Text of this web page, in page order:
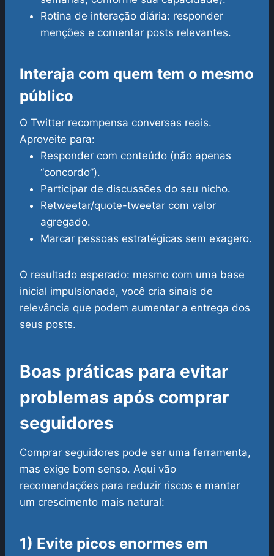
Rotina de interação diária: responder
menções e comentar posts relevantes.
Interaja com quem tem o mesmo
público
O Twitter recompensa conversas reais.
Aproveite para:
Responder com conteúdo (não apenas
“concordo”).
Participar de discussões do seu nicho.
Retweetar/quote-tweetar com valor
agregado.
Marcar pessoas estratégicas sem exagero.
O resultado esperado: mesmo com uma base
inicial impulsionada, você cria sinais de
relevância que podem aumentar a entrega dos
seus posts.
Boas práticas para evitar
problemas após comprar
seguidores
Comprar seguidores pode ser uma ferramenta,
mas exige bom senso. Aqui vão
recomendações para reduzir riscos e manter
um crescimento mais natural:
1) Evite picos enormes em